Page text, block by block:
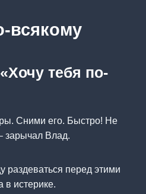
всякому
тебя по-
Сними его. Быстро! Не
зарычал Влад.
раздеваться перед этими
истерике.